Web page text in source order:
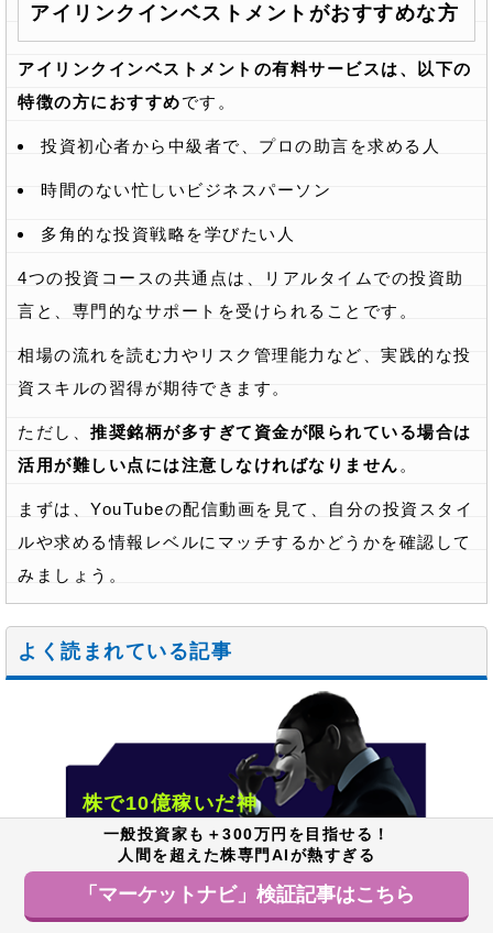
アイリンクインベストメントがおすすめな方
アイリンクインベストメントの有料サービスは、以下の
特徴の方におすすめです。
投資初心者から中級者で、プロの助言を求める人
時間のない忙しいビジネスパーソン
多角的な投資戦略を学びたい人
4つの投資コースの共通点は、リアルタイムでの投資助
言と、専門的なサポートを受けられることです。
相場の流れを読む力やリスク管理能力など、実践的な投
資スキルの習得が期待できます。
ただし、 推奨銘柄が多すぎて資金が限られている場合は
活用が難しい点には注意しなければなりません 。
まずは、YouTubeの配信動画を見て、自分の投資スタイ
ルや求める情報レベルにマッチするかどうかを確認して
みましょう。
よく読まれている記事
株で10億稼いだ神
ワザを無料で公開
一押しのワケを解説
一般投資家も＋300万円を目指せる！
人間を超えた株専門AIが熱すぎる
「マーケットナビ」検証記事はこちら